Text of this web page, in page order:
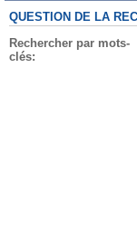
QUESTION DE LA
Rechercher par mots-
clés: